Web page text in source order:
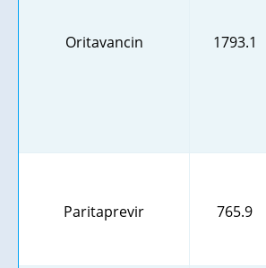
Oritavancin 1793.1
Paritaprevir 765.9